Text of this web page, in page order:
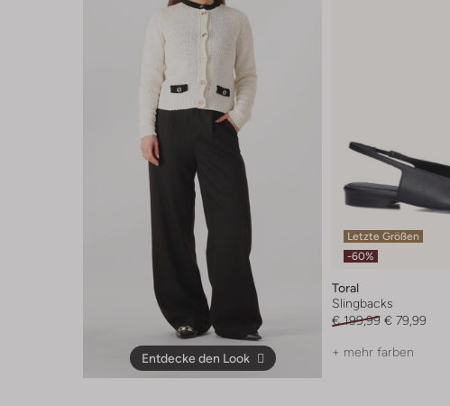
Entdecke den Look
Letzte Größen
-60%
Toral
Slingbacks
€ 199,99 € 79,99
+ mehr farben